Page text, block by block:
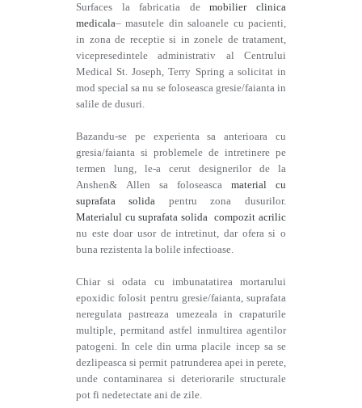
Surfaces la fabricatia de mobilier clinica
medicala– masutele din saloanele cu pacienti,
in zona de receptie si in zonele de tratament,
vicepresedintele administrativ al Centrului
Medical St. Joseph, Terry Spring a solicitat in
mod special sa nu se foloseasca gresie/faianta in
salile de dusuri.
Bazandu-se pe experienta sa anterioara cu
gresia/faianta si problemele de intretinere pe
termen lung, le-a cerut designerilor de la
Anshen& Allen sa foloseasca material cu
suprafata solida pentru zona dusurilor.
Materialul cu suprafata solida compozit acrilic
nu este doar usor de intretinut, dar ofera si o
buna rezistenta la bolile infectioase.
Chiar si odata cu imbunatatirea mortarului
epoxidic folosit pentru gresie/faianta, suprafata
neregulata pastreaza umezeala in crapaturile
multiple, permitand astfel inmultirea agentilor
patogeni. In cele din urma placile incep sa se
dezlipeasca si permit patrunderea apei in perete,
unde contaminarea si deteriorarile structurale
pot fi nedetectate ani de zile.